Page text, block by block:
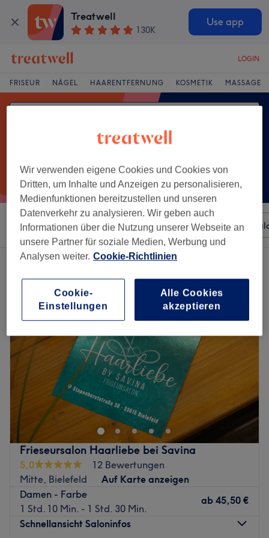
Treatwell
130K
Use app
LOGIN
FRISEUR NÄGEL HAARENTFERNUNG KOSMETIK MASSAGE
Sortieren nach Beliebiger Preis Besonderheiten
Ein Salon, der anbietet: damen - komplettfarbe in Bielefeld
Frieseursalon Haarliebe bei Savina
5,0
12 Bewertungen
Mitte, Bielefeld
Auf Karte anzeigen
Damen - Farbe
1 Std. 10 Min. - 1 Std. 30 Min.
ab 45,50 €
Schnellansicht Saloninfos
Wir verwenden eigene Cookies und Cookies von
Dritten, um Inhalte und Anzeigen zu personalisieren,
Medienfunktionen bereitzustellen und unseren
Datenverkehr zu analysieren. Wir geben auch
Informationen über die Nutzung unserer Webseite an
unsere Partner für soziale Medien, Werbung und
Analysen weiter. Cookie-Richtlinien
Cookie-
Einstellungen
Alle Cookies
akzeptieren